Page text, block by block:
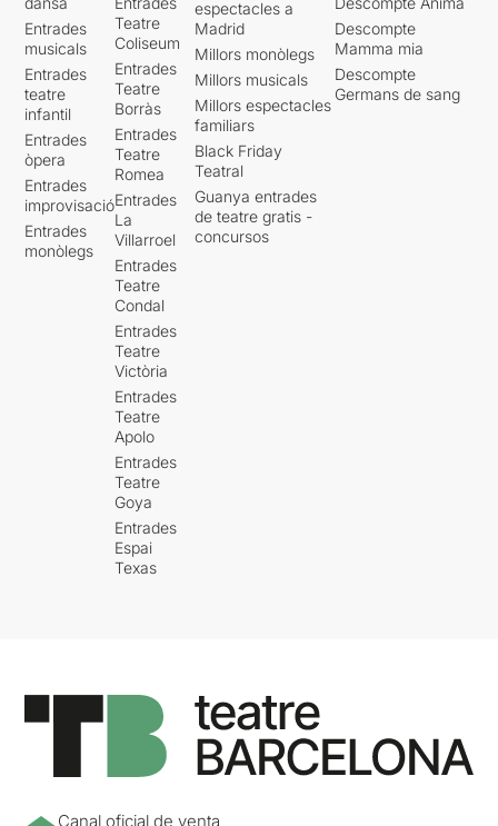
Entrades
musicals
Entrades
teatre
infantil
Entrades
òpera
Entrades
improvisació
Entrades
monòlegs
Teatre
Coliseum
Entrades
Teatre
Borràs
Entrades
Teatre
Romea
Entrades
La
Villarroel
Entrades
Teatre
Condal
Entrades
Teatre
Victòria
Entrades
Teatre
Apolo
Entrades
Teatre
Goya
Entrades
Espai
Texas
espectacles a
Madrid
Millors monòlegs
Millors musicals
Millors espectacles
familiars
Black Friday
Teatral
Guanya entrades
de teatre gratis -
concursos
Descompte
Mamma mia
Descompte
Germans de sang
Canal oficial de venta